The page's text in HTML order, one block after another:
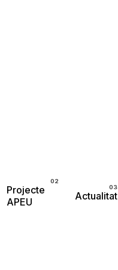
Projecte
APEU
Actualitat